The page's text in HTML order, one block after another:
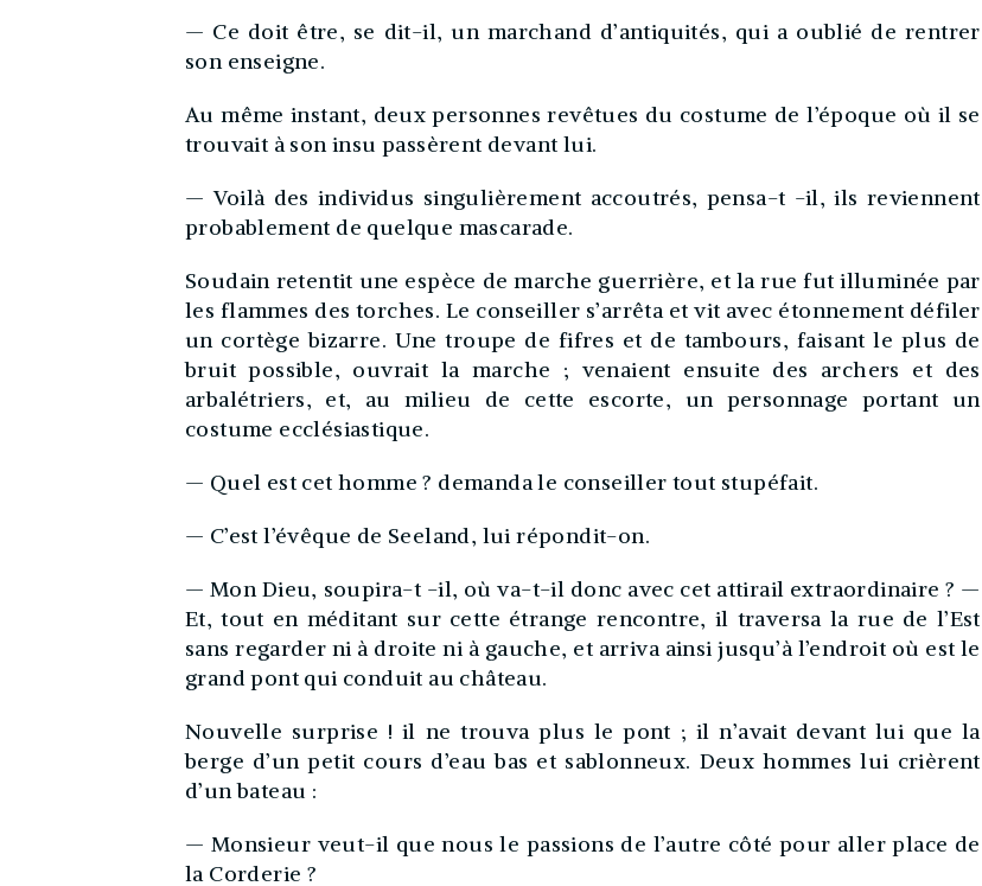
— Ce doit être, se dit-il, un marchand d’antiquités, qui a oublié de rentrer
son enseigne.
Au même instant, deux personnes revêtues du costume de l’époque où il se
trouvait à son insu passèrent devant lui.
— Voilà des individus singulièrement accoutrés, pensa-t -il, ils reviennent
probablement de quelque mascarade.
Soudain retentit une espèce de marche guerrière, et la rue fut illuminée par
les flammes des torches. Le conseiller s’arrêta et vit avec étonnement défiler
un cortège bizarre. Une troupe de fifres et de tambours, faisant le plus de
bruit possible, ouvrait la marche ; venaient ensuite des archers et des
arbalétriers, et, au milieu de cette escorte, un personnage portant un
costume ecclésiastique.
— Quel est cet homme ? demanda le conseiller tout stupéfait.
— C’est l’évêque de Seeland, lui répondit-on.
— Mon Dieu, soupira-t -il, où va-t-il donc avec cet attirail extraordinaire ? —
Et, tout en méditant sur cette étrange rencontre, il traversa la rue de l’Est
sans regarder ni à droite ni à gauche, et arriva ainsi jusqu’à l’endroit où est le
grand pont qui conduit au château.
Nouvelle surprise ! il ne trouva plus le pont ; il n’avait devant lui que la
berge d’un petit cours d’eau bas et sablonneux. Deux hommes lui crièrent
d’un bateau :
— Monsieur veut-il que nous le passions de l’autre côté pour aller place de
la Corderie ?